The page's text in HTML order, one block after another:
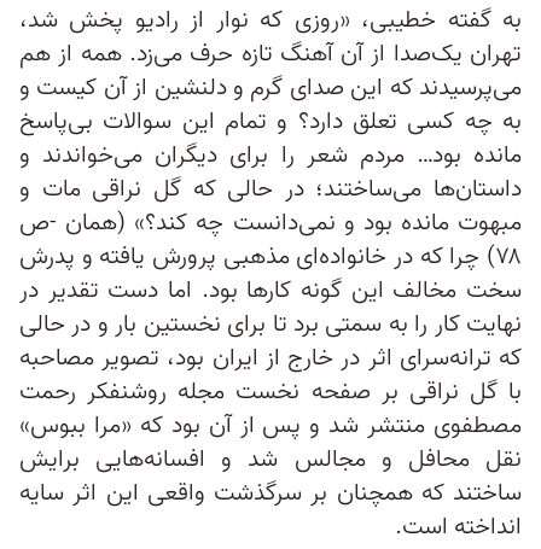
به گفته خطیبی، «روزی که نوار از رادیو پخش شد،
تهران یک‌صدا از آن آهنگ تازه حرف می‌زد. همه از هم
می‌پرسیدند که این صدای گرم و دلنشین از آن کیست و
به چه کسی تعلق دارد؟ و تمام این سوالات بی‌پاسخ
مانده بود… مردم شعر را برای دیگران می‌خواندند و
داستان‌ها می‌ساختند؛ در حالی که گل نراقی مات و
مبهوت مانده بود و نمی‌دانست چه کند؟» (همان -ص
۷۸) چرا که در خانواده‌ای مذهبی پرورش یافته و پدرش
سخت مخالف این گونه کارها بود. اما دست تقدیر در
نهایت کار را به سمتی برد تا برای نخستین بار و در حالی
که ترانه‌سرای اثر در خارج از ایران بود، تصویر مصاحبه
با گل نراقی بر صفحه نخست مجله روشنفکر رحمت
مصطفوی منتشر شد و پس از آن بود که «مرا ببوس»
نقل محافل و مجالس شد و افسانه‌هایی برایش
ساختند که همچنان بر سرگذشت واقعی این اثر سایه
انداخته است.